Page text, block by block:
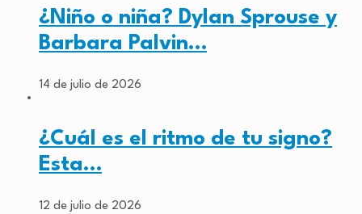
¿Niño o niña? Dylan Sprouse y
Barbara Palvin…
14 de julio de 2026
¿Cuál es el ritmo de tu signo?
Esta…
12 de julio de 2026